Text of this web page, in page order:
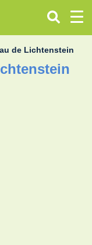
de Lichtenstein